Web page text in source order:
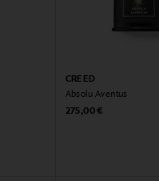
CREED
Absolu Aventus
Original Price
275,00 €